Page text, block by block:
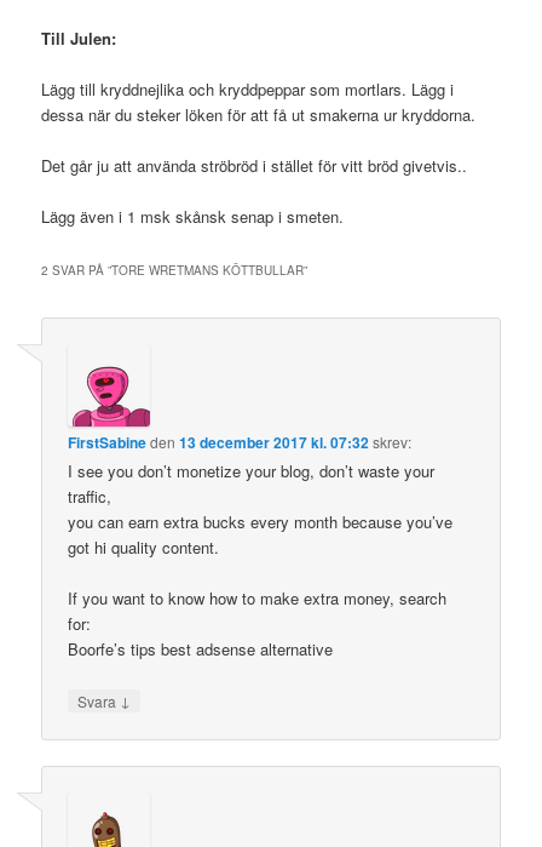
Till Julen:
Lägg till kryddnejlika och kryddpeppar som mortlars. Lägg i
dessa när du steker löken för att få ut smakerna ur kryddorna.
Det går ju att använda ströbröd i stället för vitt bröd givetvis..
Lägg även i 1 msk skånsk senap i smeten.
2 SVAR PÅ ”TORE WRETMANS KÖTTBULLAR”
FirstSabineden13 december 2017 kl. 07:32skrev:
I see you don’t monetize your blog, don’t waste your
traffic,
you can earn extra bucks every month because you’ve
got hi quality content.
If you want to know how to make extra money, search
for:
Boorfe’s tips best adsense alternative
Svara ↓